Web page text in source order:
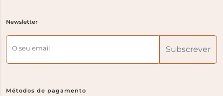
Newsletter
O seu email Subscrever
Métodos de pagamento